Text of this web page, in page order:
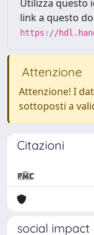
Utilizza questo
link a questo
https://
Attenzione
Attenzione! I
sottoposti a
Citazioni
social impact